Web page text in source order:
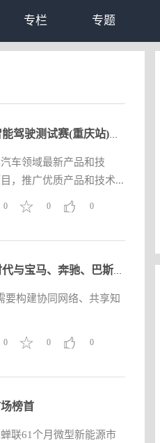
专栏 专题
2025智能网联新能源汽车大赛暨全国智能驾驶测试赛(重庆站)举办
车领域最新产品和技
，推广优质产品和技术...
0
0
0
全球能源循环计划亮相慕尼黑，宁德时代与宝马、奔驰、巴斯夫号召
要构建协同网络、共享知
0
0
0
榜首
联61个月微型新能源市